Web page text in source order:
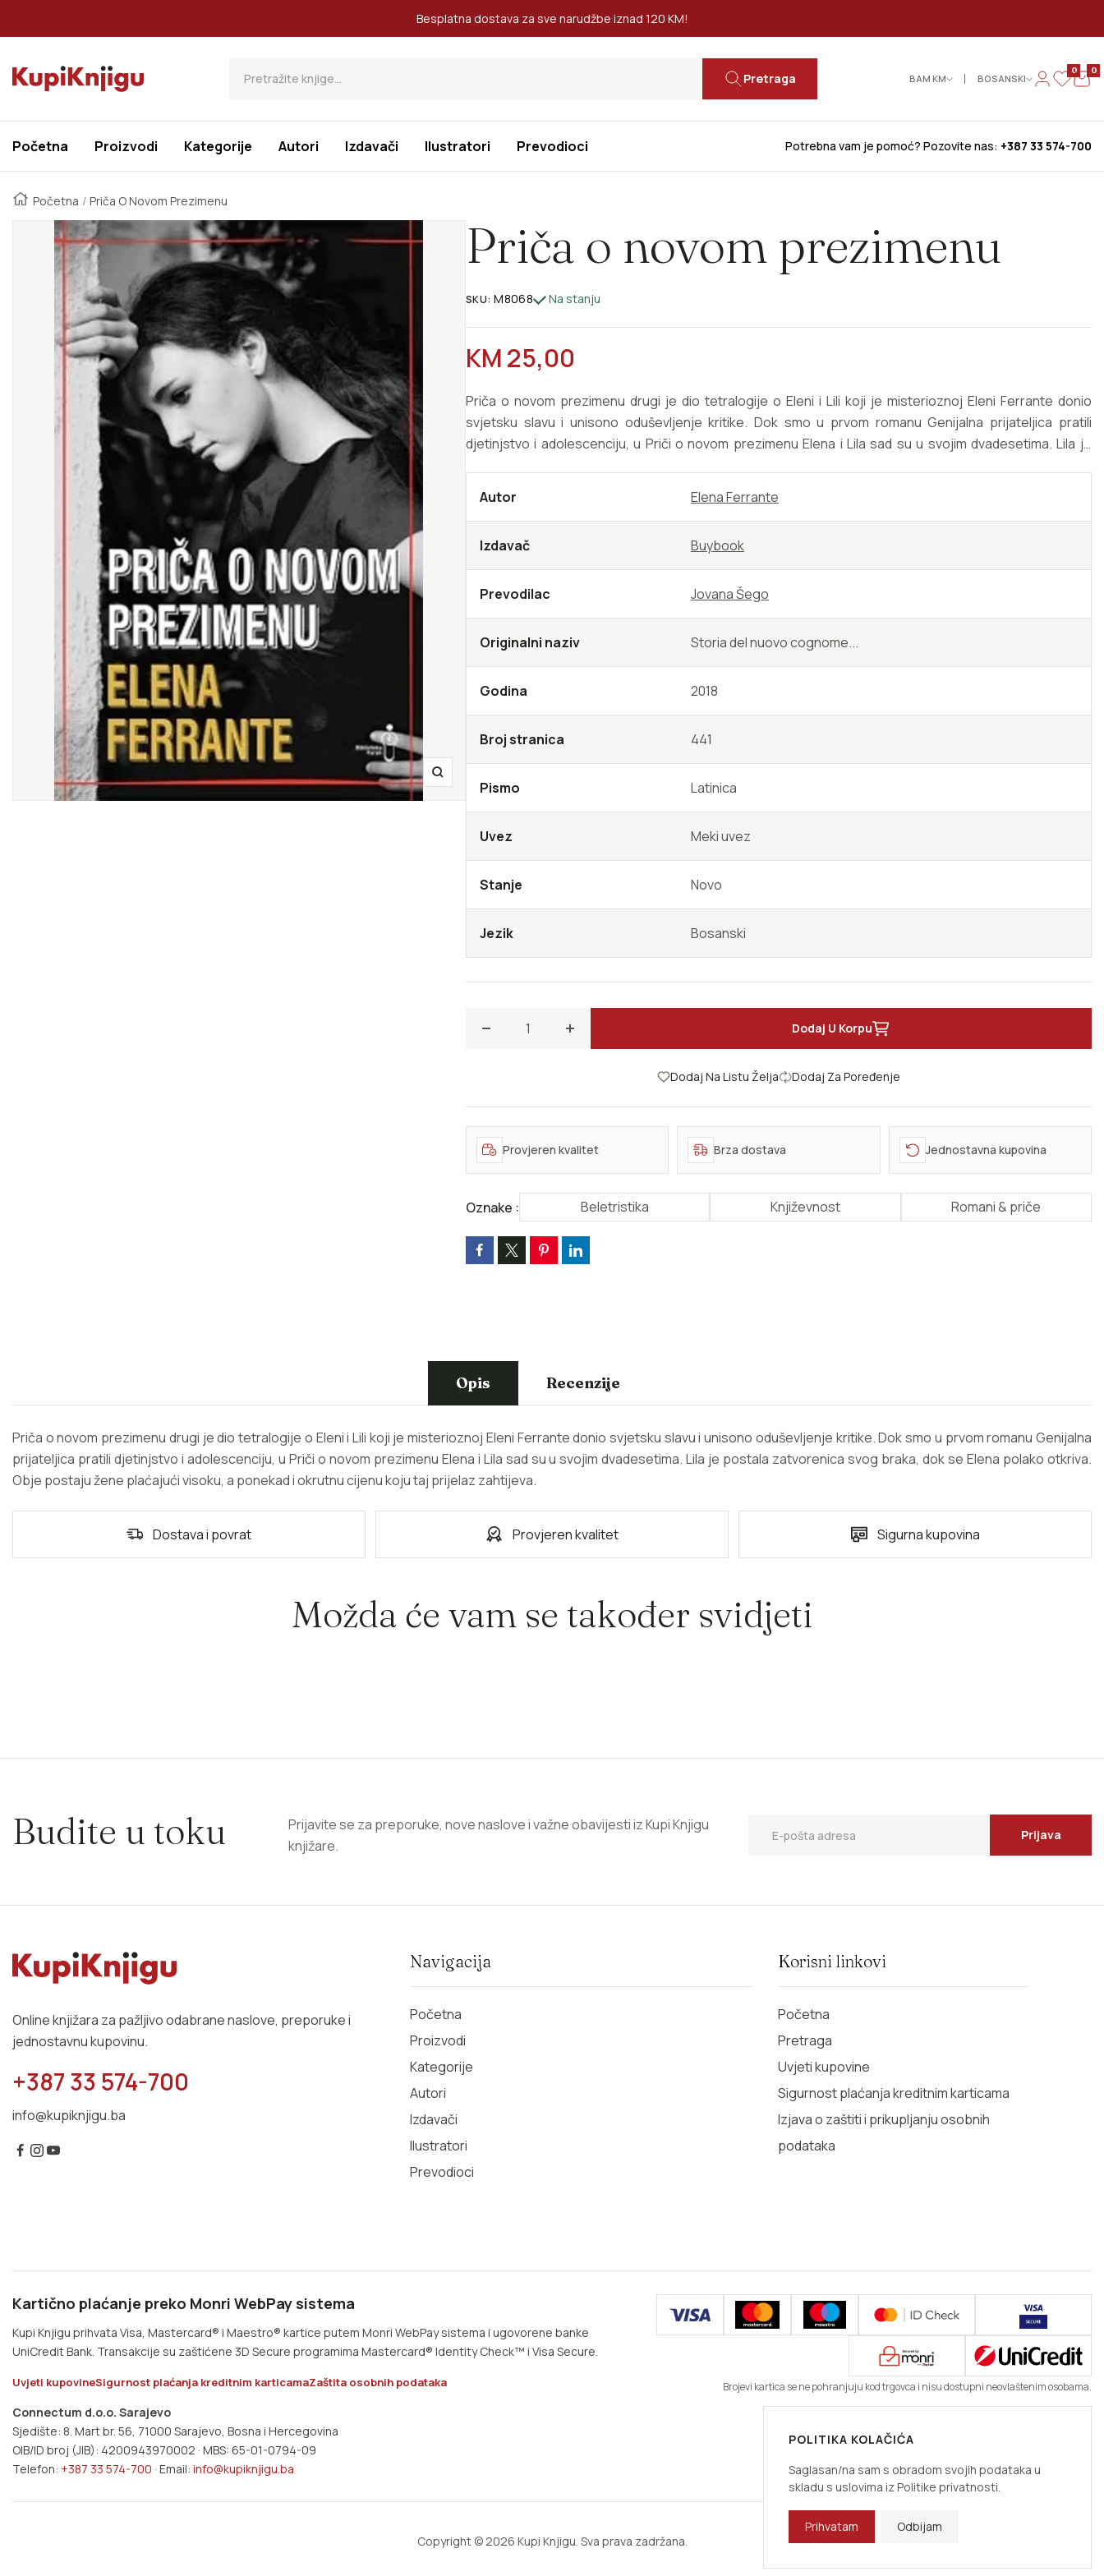
Besplatna dostava za sve narudžbe iznad 120 KM!
Kupi Knjigu Pretraga BAM КМ BOSANSKI
0 0
Početna Proizvodi Kategorije Autori Izdavači Ilustratori Prevodioci Potrebna vam je pomoć? Pozovite nas: +387 33 574-700
Početna Priča O Novom Prezimenu
Zoom
Priča o novom prezimenu
SKU: M8068 Na stanju
REDOVNA CIJENA
KM 25,00
Priča o novom prezimenu drugi je dio tetralogije o Eleni i Lili koji je misterioznoj Eleni Ferrante donio
svjetsku slavu i unisono oduševljenje kritike. Dok smo u prvom romanu Genijalna prijateljica pratili
djetinjstvo i adolescenciju, u Priči o novom prezimenu Elena i Lila sad su u svojim dvadesetima. Lila je
Autor Elena Ferrante
Izdavač Buybook
Prevodilac Jovana Šego
Originalni naziv Storia del nuovo cognome...
Godina 2018
Broj stranica 441
Pismo Latinica
Uvez Meki uvez
Stanje Novo
Jezik Bosanski
Smanji količinu za Priča o novom prezimenu
Povećajte količinu za Priča o novom prezimenu
Dodaj U Korpu
Dodaj Na Listu Želja Dodaj Za Poređenje
Provjeren kvalitet Brza dostava Jednostavna kupovina
Oznake : Beletristika Književnost Romani & priče
Opis Recenzije
Priča o novom prezimenu drugi je dio tetralogije o Eleni i Lili koji je misterioznoj Eleni Ferrante donio svjetsku slavu i unisono oduševljenje kritike. Dok smo u prvom romanu Genijalna
prijateljica pratili djetinjstvo i adolescenciju, u Priči o novom prezimenu Elena i Lila sad su u svojim dvadesetima. Lila je postala zatvorenica svog braka, dok se Elena polako otkriva.
Obje postaju žene plaćajući visoku, a ponekad i okrutnu cijenu koju taj prijelaz zahtijeva.
Dostava i povrat Provjeren kvalitet Sigurna kupovina
Možda će vam se također svidjeti
Budite u toku
Prijavite se za preporuke, nove naslove i važne obavijesti iz Kupi Knjigu
knjižare.
Prijava
Online knjižara za pažljivo odabrane naslove, preporuke i
jednostavnu kupovinu.
+387 33 574-700
info@kupiknjigu.ba
Navigacija
Početna
Proizvodi
Kategorije
Autori
Izdavači
Ilustratori
Prevodioci
Korisni linkovi
Početna
Pretraga
Uvjeti kupovine
Sigurnost plaćanja kreditnim karticama
Izjava o zaštiti i prikupljanju osobnih
podataka
Kartično plaćanje preko Monri WebPay sistema
Kupi Knjigu prihvata Visa, Mastercard® i Maestro® kartice putem Monri WebPay sistema i ugovorene banke
UniCredit Bank. Transakcije su zaštićene 3D Secure programima Mastercard® Identity Check™ i Visa Secure.
Uvjeti kupovineSigurnost plaćanja kreditnim karticamaZaštita osobnih podataka
Connectum d.o.o. Sarajevo
Sjedište: 8. Mart br. 56, 71000 Sarajevo, Bosna i Hercegovina
OIB/ID broj (JIB): 4200943970002 · MBS: 65-01-0794-09
Telefon: +387 33 574-700 · Email: info@kupiknjigu.ba
Brojevi kartica se ne pohranjuju kod trgovca i nisu dostupni neovlaštenim osobama.
Copyright © 2026 Kupi Knjigu. Sva prava zadržana.
POLITIKA KOLAČIĆA
Saglasan/na sam s obradom svojih podataka u
skladu s uslovima iz Politike privatnosti.
Prihvatam Odbijam